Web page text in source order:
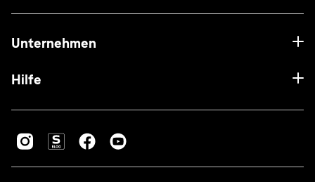
Unternehmen
Hilfe